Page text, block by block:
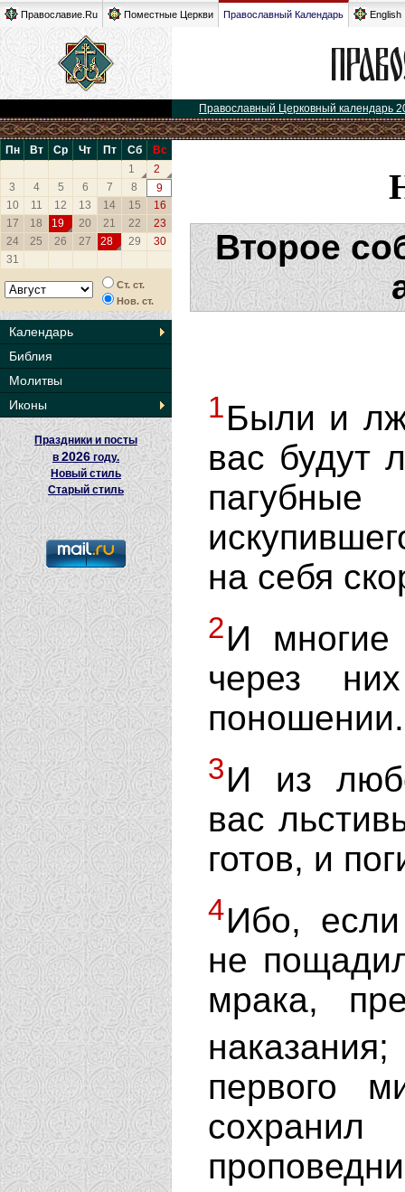
Православие.Ru Поместные Церкви Православный Календарь English
Православный Церковный календарь
Пн Вт Ср Чт Пт Сб
Вс
1
2
3
4 5 6 7 8
9
10
11 12 13 14 15
16
17
18 19 20 21 22
23
24
25 26 27 28 29
30
31
Ст. ст.
Нов. ст.
Календарь
Библия
Молитвы
Иконы
Праздники и посты
в2026 году.
Новый стиль
Старый стиль
Второе
1Были и
вас будут
на себя
2И многие
через
поношении.
3И из
вас
готов, и
4Ибо,
не
мрака,
первого